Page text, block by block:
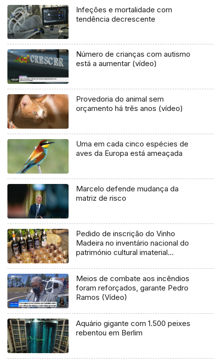
Infeções e mortalidade com
tendência decrescente
Número de crianças com autismo
está a aumentar (vídeo)
Provedoria do animal sem
orçamento há três anos (vídeo)
Uma em cada cinco espécies de
aves da Europa está ameaçada
Marcelo defende mudança da
matriz de risco
Pedido de inscrição do Vinho
Madeira no inventário nacional do
património cultural imaterial
Meios de combate aos incêndios
foram reforçados, garante Pedro
Ramos (Vídeo)
Aquário gigante com 1.500 peixes
rebentou em Berlim